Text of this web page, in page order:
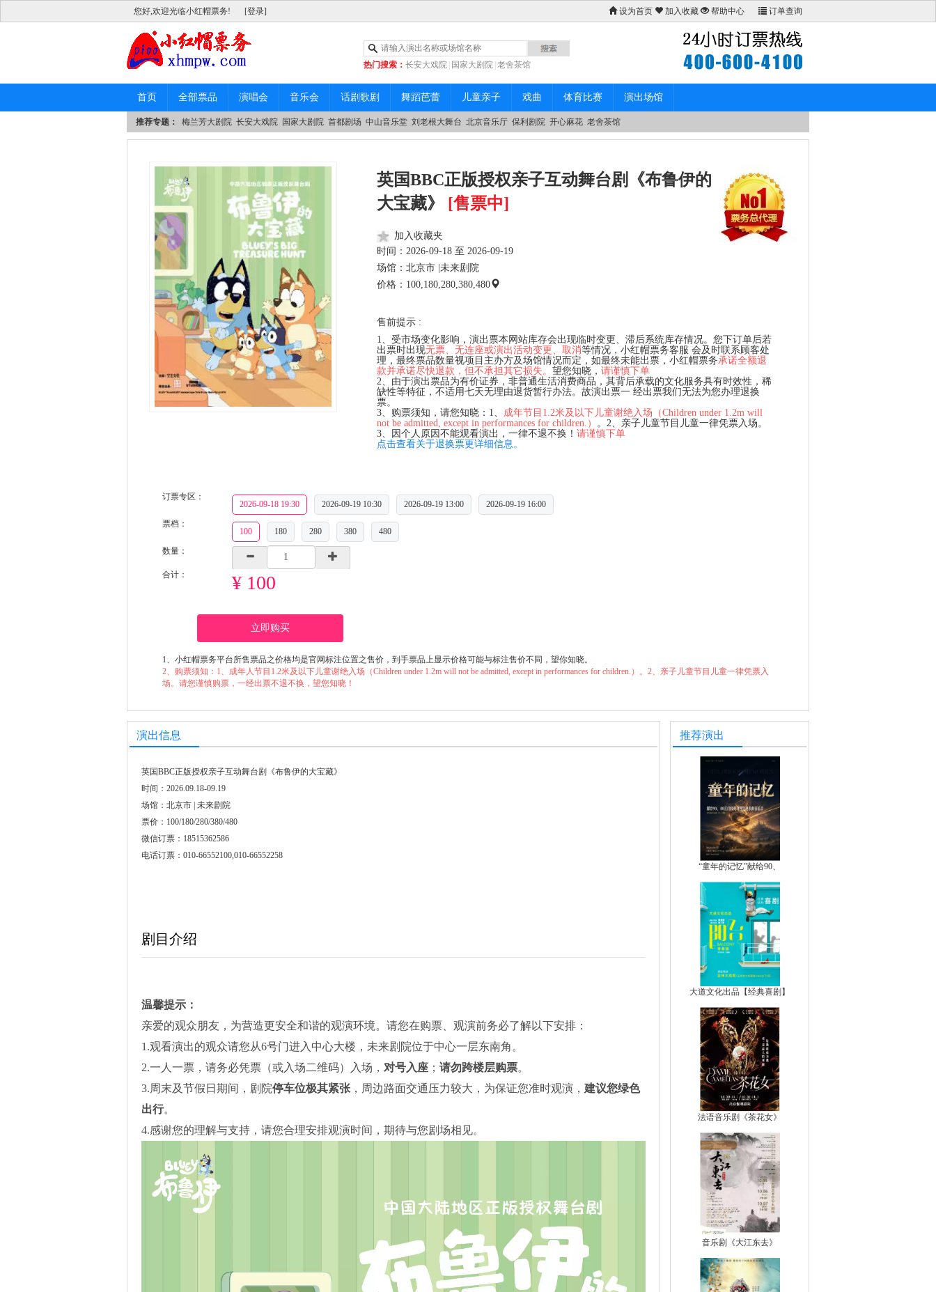
您好,欢迎光临小红帽票务! [登录] 订单查询
设为首页 加入收藏 帮助中心
热门搜索： 长安大戏院 国家大剧院 老舍茶馆
|中山音乐堂
首页 全部票品 演唱会 音乐会 话剧歌剧 舞蹈芭蕾 儿童亲子 戏曲 体育比赛 演出场馆
推荐专题： 梅兰芳大剧院 长安大戏院 国家大剧院 首都剧场 中山音乐堂 刘老根大舞台 北京音乐厅 保利剧院 开心麻花 老舍茶馆
英国BBC正版授权亲子互动舞台剧《布鲁伊的
大宝藏》 [售票中]
加入收藏夹
时间： 2026-09-18 至 2026-09-19
场馆：北京市 | 未来剧院
价格：100,180,280,380,480
售前提示 :
1、受市场变化影响，演出票本网站库存会出现临时变更、滞后系统库存情况。您下订单后若
出票时出现无票、无连座或演出活动变更、取消等情况，小红帽票务客服 会及时联系顾客处
理，最终票品数量视项目主办方及场馆情况而定，如最终未能出票，小红帽票务承诺全额退
款并承诺尽快退款，但不承担其它损失。 望您知晓， 请谨慎下单
2、由于演出票品为有价证券，非普通生活消费商品，其背后承载的文化服务具有时效性，稀
缺性等特征，不适用七天无理由退货暂行办法。故演出票一 经出票我们无法为您办理退换
票。
3、购票须知，请您知晓：1、 成年节目1.2米及以下儿童谢绝入场（Children under 1.2m will
not be admitted, except in performances for children.） 。2、亲子儿童节目儿童一律凭票入场。
3、因个人原因不能观看演出，一律不退不换！ 请谨慎下单
点击查看关于退换票更详细信息。
订票专区：
2026-09-18 19:30 2026-09-19 10:30 2026-09-19 13:00
2026-09-19 16:00
票档：
100 180 280 380
480
数量：
合计： ¥ 100
立即购买
1、小红帽票务平台所售票品之价格均是官网标注位置之售价，到手票品上显示价格可能与标注售价不同，望你知晓。
2、购票须知：1、成年人节目1.2米及以下儿童谢绝入场（Children under 1.2m will not be admitted, except in performances for children.）。2、亲子儿童节目儿童一律凭票入
场。请您谨慎购票，一经出票不退不换，望您知晓！
演出信息
英国BBC正版授权亲子互动舞台剧《布鲁伊的大宝藏》
时间：2026.09.18-09.19
场馆：北京市 | 未来剧院
票价：100/180/280/380/480
微信订票：18515362586
电话订票：010-66552100,010-66552258
剧目介绍
温馨提示 ：
亲爱的观众朋友，为营造更安全和谐的观演环境。请您在购票、观演前务必了解以下安排：
1.观看演出的观众请您从6号门进入中心大楼，未来剧院位于中心一层东南角。
2.一人一票，请务必凭票（或入场二维码）入场， 对号入座 ； 请勿跨楼层购票。
3.周末及节假日期间，剧院停车位极其紧张 ，周边路面交通压力较大，为保证您准时观演， 建议您绿色
出行。
4.感谢您的理解与支持，请您合理安排观演时间，期待与您剧场相见。
推荐演出
“童年的记忆”献给90、
大道文化出品【经典喜剧】
法语音乐剧《茶花女》
音乐剧《大江东去》